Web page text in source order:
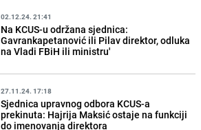
02.12.24. 21:41
Na KCUS-u održana sjednica:
Gavrankapetanović ili Pilav direktor, odluka
na Vladi FBiH ili ministru'
27.11.24. 17:18
Sjednica upravnog odbora KCUS-a
prekinuta: Hajrija Maksić ostaje na funkciji
do imenovanja direktora